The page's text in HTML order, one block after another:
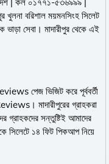
খুলনা বরিশাল ময়মনসিংহ সিলেট
সেবা। মাদারীপুর থেকে এই
পেজ ভিজিট করে পূর্ববর্তী
মাদারীপুরের গ্রাহকরা
গ্রাহকদের সন্তুষ্টিই আমাদের
সিলেটে ১৪ ফিট পিকআপ নিয়ে